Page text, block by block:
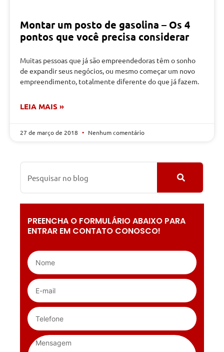
Montar um posto de gasolina – Os 4
pontos que você precisa considerar
Muitas pessoas que já são empreendedoras têm o sonho
de expandir seus negócios, ou mesmo começar um novo
empreendimento, totalmente diferente do que já fazem.
LEIA MAIS »
27 de março de 2018 Nenhum comentário
PREENCHA O FORMULÁRIO ABAIXO PARA
ENTRAR EM CONTATO CONOSCO!